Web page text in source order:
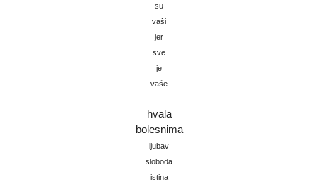
su
vaši
jer
sve
je
vaše
hvala
bolesnima
ljubav
sloboda
istina